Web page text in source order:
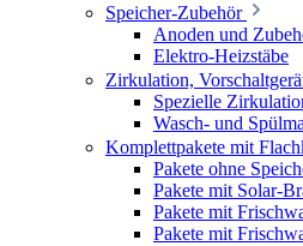
Speicher-Zubehör
Anoden und
Elektro-Heizstäbe
Zirkulation,
Spezielle
Wasch- und
Komplettpakete mit
Pakete ohne
Pakete mit Solar-
Pakete mit
Pakete mit